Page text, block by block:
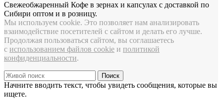
Свежеобжаренный Кофе в зернах и капсулах с доставкой по
Сибири оптом и в розницу.
Мы используем cookie. Это позволяет нам анализировать
взаимодействие посетителей с сайтом и делать его лучше.
Продолжая пользоваться сайтом, вы соглашаетесь
с использованием файлов cookie и политикой
конфиденциальности.
Поиск
Начните вводить текст, чтобы увидеть сообщения, которые вы
ищете.